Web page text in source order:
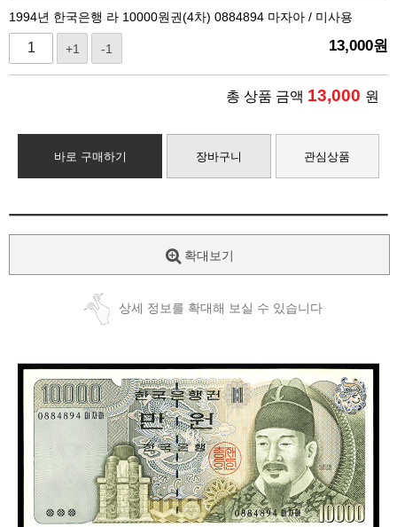
1994년 한국은행 라 10000원권(4차) 0884894 마자아 / 미사용
+1 -1 13,000원
총 상품 금액 13,000 원
바로 구매하기 장바구니 관심상품
확대보기
상세 정보를 확대해 보실 수 있습니다